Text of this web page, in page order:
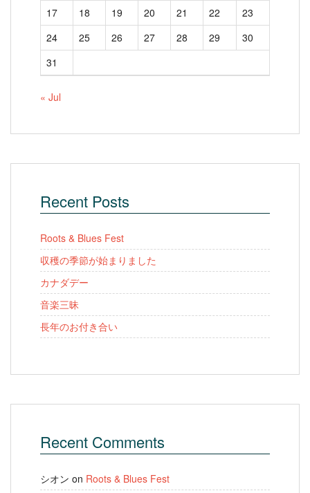
17
18 19 20 21 22
23
24
25 26 27 28 29
30
31
« Jul
Recent Posts
Roots & Blues Fest
収穫の季節が始まりました
カナダデー
音楽三昧
長年のお付き合い
Recent Comments
シオン on Roots & Blues Fest